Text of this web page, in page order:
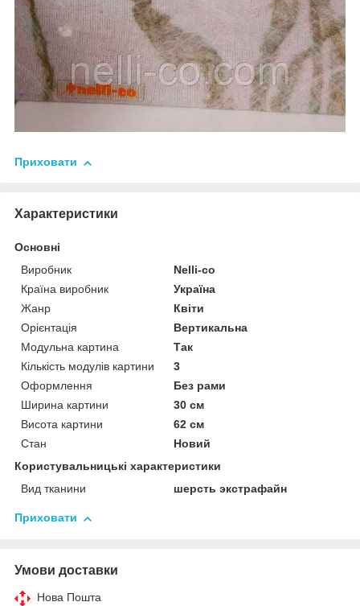
Приховати
Характеристики
Основні
Виробник
Nelli-co
Країна виробник
Україна
Жанр
Квіти
Орієнтація
Вертикальна
Модульна картина
Так
Кількість модулів картини
3
Оформлення
Без рами
Ширина картини
30 см
Висота картини
62 см
Стан
Новий
Користувальницькі характеристики
Вид тканини
шерсть экстрафайн
Приховати
Умови доставки
Нова Пошта